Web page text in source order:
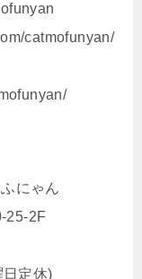
catmofunyan/
にゃん
25-2F
定休)